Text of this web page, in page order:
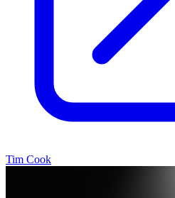
Tim Cook